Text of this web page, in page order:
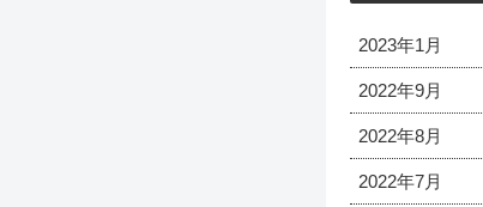
2023年1月
2022年9月
2022年8月
2022年7月